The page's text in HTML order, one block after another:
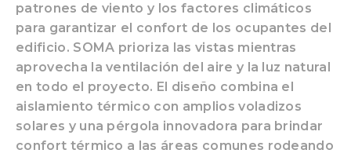
patrones de viento y los factores climáticos
para garantizar el confort de los ocupantes del
edificio. SOMA prioriza las vistas mientras
aprovecha la ventilación del aire y la luz natural
en todo el proyecto. El diseño combina el
aislamiento térmico con amplios voladizos
solares y una pérgola innovadora para brindar
confort térmico a las áreas comunes rodeando